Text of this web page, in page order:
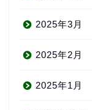
2025年3月
2025年2月
2025年1月